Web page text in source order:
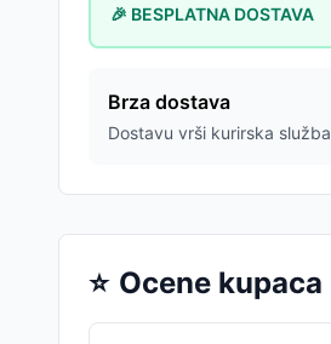
🎉 BESPLATNA DOSTAVA
Brza dostava
Dostavu vrši kurirska služba
⭐ Ocene kupaca